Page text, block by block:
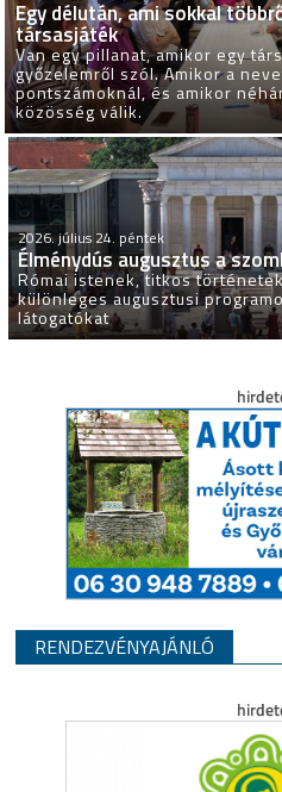
Egy délután, ami sokkal
társasjáték
Van egy pillanat, amikor egy
győzelemről szól. Amikor a
pontszámoknál, és amikor
közösség válik.
2026. július 24. péntek
Élménydús augusztus a
Római istenek, titkos
különleges augusztusi
látogatókat
RENDEZVÉNYAJÁNLÓ